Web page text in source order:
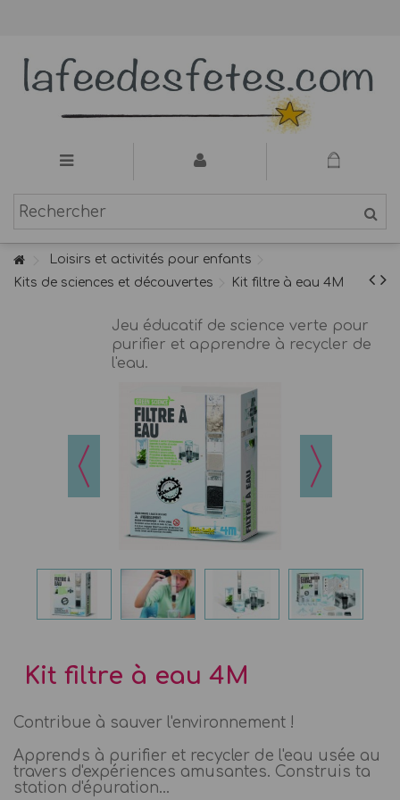
Loisirs et activités pour enfants
Kits de sciences et découvertes
Kit filtre à eau 4M
Jeu éducatif de science verte pour
purifier et apprendre à recycler de
l'eau.
Kit filtre à eau 4M
Contribue à sauver l'environnement !
Apprends à purifier et recycler de l'eau usée au
travers d'expériences amusantes. Construis ta
station d'épuration...